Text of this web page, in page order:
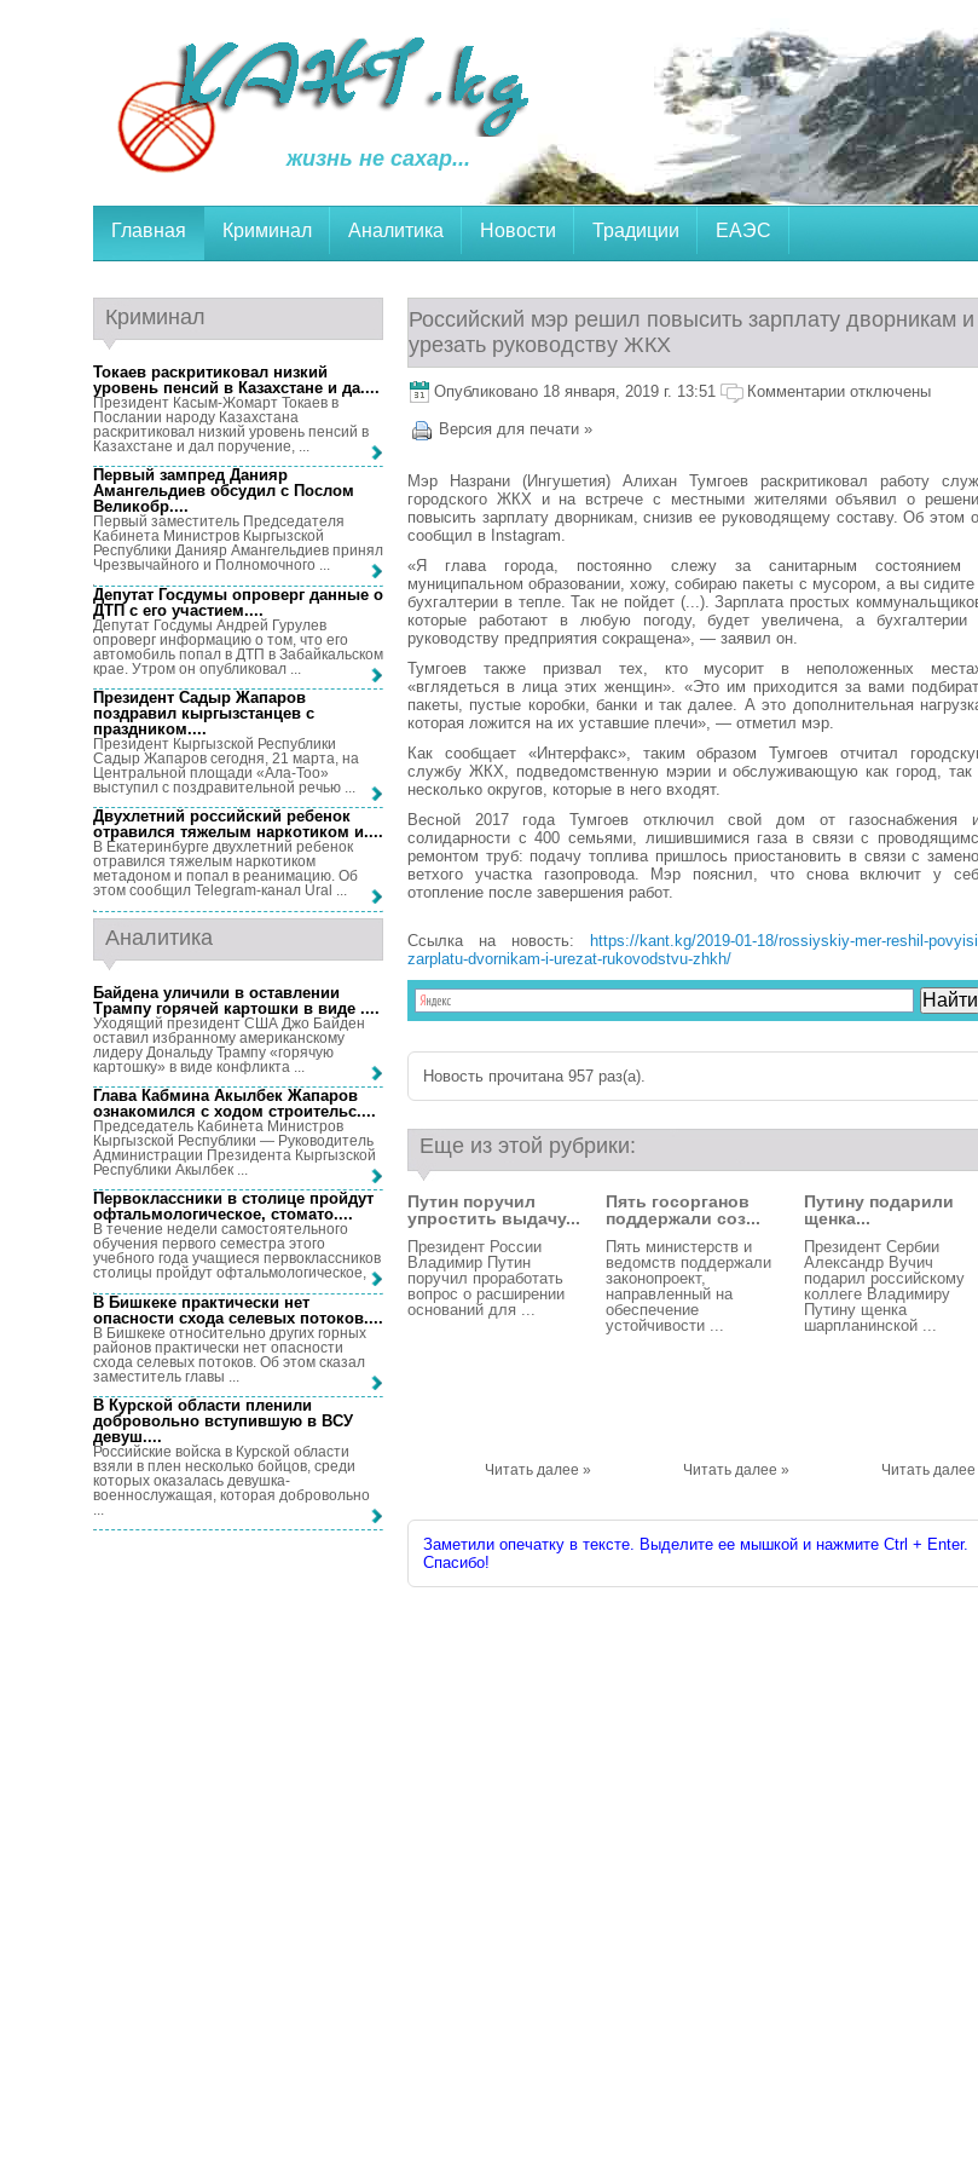
жизнь не сахар...
Главная Криминал Аналитика Новости Традиции ЕАЭС
Российский мэр решил повысить зарплату дворникам и
урезать руководству ЖКХ
Опубликовано 18 января, 2019 г. 13:51 Комментарии отключены
Версия для печати »
Мэр Назрани (Ингушетия) Алихан Тумгоев раскритиковал работу
городского ЖКХ и на встрече с местными жителями объявил о
повысить зарплату дворникам, снизив ее руководящему составу. Об этом
сообщил в Instagram.
«Я глава города, постоянно слежу за санитарным состоянием
муниципальном образовании, хожу, собираю пакеты с мусором, а вы сидите
бухгалтерии в тепле. Так не пойдет (...). Зарплата простых
которые работают в любую погоду, будет увеличена, а бухгалтерии
руководству предприятия сокращена», — заявил он.
Тумгоев также призвал тех, кто мусорит в неположенных
«вглядеться в лица этих женщин». «Это им приходится за вами
пакеты, пустые коробки, банки и так далее. А это дополнительная
которая ложится на их уставшие плечи», — отметил мэр.
Как сообщает «Интерфакс», таким образом Тумгоев отчитал
службу ЖКХ, подведомственную мэрии и обслуживающую как город, так
несколько округов, которые в него входят.
Весной 2017 года Тумгоев отключил свой дом от газоснабжения
солидарности с 400 семьями, лишившимися газа в связи с
ремонтом труб: подачу топлива пришлось приостановить в связи с
ветхого участка газопровода. Мэр пояснил, что снова включит у
отопление после завершения работ.
Ссылка на новость:
https://kant.kg/2019-01-18/rossiyskiy-mer-reshil-
zarplatu-dvornikam-i-urezat-rukovodstvu-zhkh/
Новость прочитана 957 раз(a).
Еще из этой рубрики:
Путин поручил
упростить выдачу...
Президент России
Владимир Путин
поручил проработать
вопрос о расширении
оснований для ...
Читать далее »
Пять госорганов
поддержали соз...
Пять министерств и
ведомств поддержали
законопроект,
направленный на
обеспечение
устойчивости ...
Читать далее »
Путину подарили
щенка...
Президент Сербии
Александр Вучич
подарил российскому
коллеге Владимиру
Путину щенка
шарпланинской ...
Читать далее
Заметили опечатку в тексте. Выделите ее мышкой и нажмите Ctrl + Enter.
Спасибо!
Криминал
Токаев раскритиковал низкий
уровень пенсий в Казахстане и да....
Президент Касым-Жомарт Токаев в
Послании народу Казахстана
раскритиковал низкий уровень пенсий в
Казахстане и дал поручение, ...
Первый зампред Данияр
Амангельдиев обсудил с Послом
Великобр....
Первый заместитель Председателя
Кабинета Министров Кыргызской
Республики Данияр Амангельдиев принял
Чрезвычайного и Полномочного ...
Депутат Госдумы опроверг данные о
ДТП с его участием....
Депутат Госдумы Андрей Гурулев
опроверг информацию о том, что его
автомобиль попал в ДТП в Забайкальском
крае. Утром он опубликовал ...
Президент Садыр Жапаров
поздравил кыргызстанцев с
праздником....
Президент Кыргызской Республики
Садыр Жапаров сегодня, 21 марта, на
Центральной площади «Ала-Тоо»
выступил с поздравительной речью ...
Двухлетний российский ребенок
отравился тяжелым наркотиком и....
В Екатеринбурге двухлетний ребенок
отравился тяжелым наркотиком
метадоном и попал в реанимацию. Об
этом сообщил Telegram-канал Ural ...
Аналитика
Байдена уличили в оставлении
Трампу горячей картошки в виде ....
Уходящий президент США Джо Байден
оставил избранному американскому
лидеру Дональду Трампу «горячую
картошку» в виде конфликта ...
Глава Кабмина Акылбек Жапаров
ознакомился с ходом строительс....
Председатель Кабинета Министров
Кыргызской Республики — Руководитель
Администрации Президента Кыргызской
Республики Акылбек ...
Первоклассники в столице пройдут
офтальмологическое, стомато....
В течение недели самостоятельного
обучения первого семестра этого
учебного года учащиеся первоклассников
столицы пройдут офтальмологическое, ...
В Бишкеке практически нет
опасности схода селевых потоков....
В Бишкеке относительно других горных
районов практически нет опасности
схода селевых потоков. Об этом сказал
заместитель главы ...
В Курской области пленили
добровольно вступившую в ВСУ
девуш....
Российские войска в Курской области
взяли в плен несколько бойцов, среди
которых оказалась девушка-
военнослужащая, которая добровольно
...